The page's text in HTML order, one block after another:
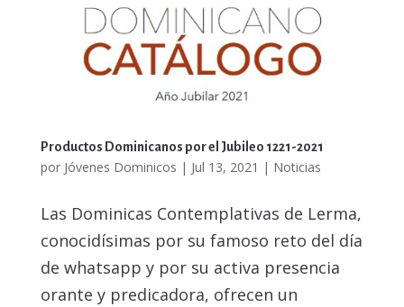
Productos Dominicanos por el Jubileo 1221-2021
por Jóvenes Dominicos | Jul 13, 2021 | Noticias
Las Dominicas Contemplativas de Lerma,
conocidísimas por su famoso reto del día
de whatsapp y por su activa presencia
orante y predicadora, ofrecen un